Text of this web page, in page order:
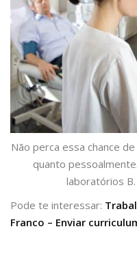
Não perca essa chance
quanto
laboratórios B.
Pode te interessar:
Franco – Enviar